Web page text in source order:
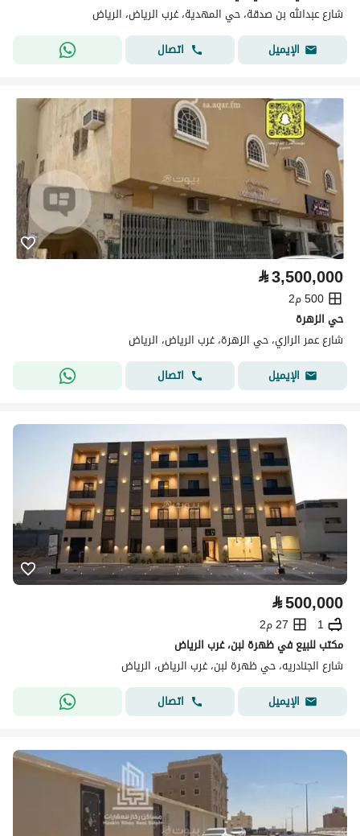
شارع عبدالله بن صدقة، حي المهدية، غرب الرياض، الرياض
الإيميل
اتصال
⃁3,500,000
500 م2
حي الزهرة
شارع عمر الرازي، حي الزهرة، غرب الرياض، الرياض
الإيميل
اتصال
⃁500,000
1
27 م2
مكتب للبيع في ظهرة لبن، غرب الرياض
شارع الجنادريه، حي ظهرة لبن، غرب الرياض، الرياض
الإيميل
اتصال